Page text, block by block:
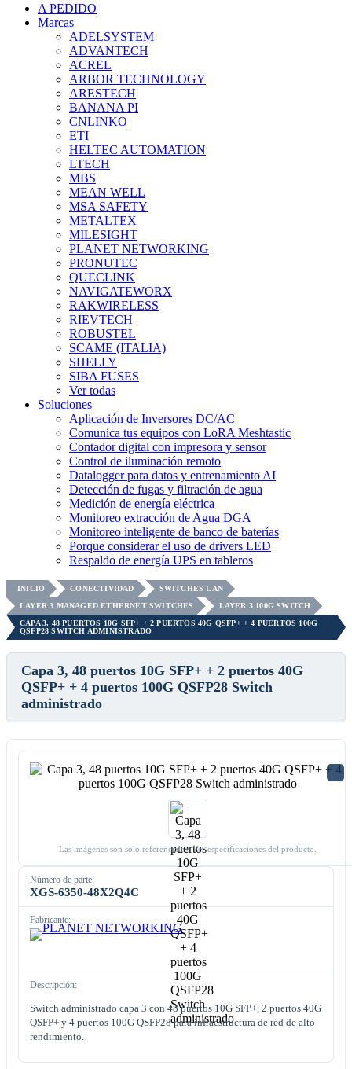
A PEDIDO
Marcas
ADELSYSTEM
ADVANTECH
ACREL
ARBOR TECHNOLOGY
ARESTECH
BANANA PI
CNLINKO
ETI
HELTEC AUTOMATION
LTECH
MBS
MEAN WELL
MSA SAFETY
METALTEX
MILESIGHT
PLANET NETWORKING
PRONUTEC
QUECLINK
NAVIGATEWORX
RAKWIRELESS
RIEVTECH
ROBUSTEL
SCAME (ITALIA)
SHELLY
SIBA FUSES
Ver todas
Soluciones
Aplicación de Inversores DC/AC
Comunica tus equipos con LoRA Meshtastic
Contador digital con impresora y sensor
Control de iluminación remoto
Datalogger para datos y entrenamiento AI
Detección de fugas y filtración de agua
Medición de energía eléctrica
Monitoreo extracción de Agua DGA
Monitoreo inteligente de banco de baterías
Porque considerar el uso de drivers LED
Respaldo de energía UPS en tableros
INICIO CONECTIVIDAD
SWITCHES LAN
LAYER 3 MANAGED ETHERNET SWITCHES
LAYER 3 100G SWITCH
CAPA 3, 48 PUERTOS 10G SFP+ + 2 PUERTOS 40G QSFP+ + 4 PUERTOS 100G
QSFP28 SWITCH ADMINISTRADO
Capa 3, 48 puertos 10G SFP+ + 2 puertos 40G
QSFP+ + 4 puertos 100G QSFP28 Switch
administrado
Las imágenes son solo referenciales. Ver especificaciones del producto.
Número de parte:
XGS-6350-48X2Q4C
Fabricante:
Descripción:
Switch administrado capa 3 con 48 puertos 10G SFP+, 2 puertos 40G
QSFP+ y 4 puertos 100G QSFP28 para infraestructura de red de alto
rendimiento.